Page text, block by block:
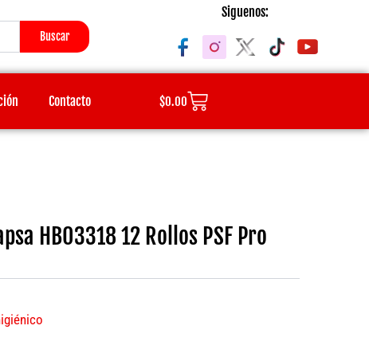
Buscar
Siguenos:
Contacto $0.00Cart
HB03318 12 Rollos PSF Pro